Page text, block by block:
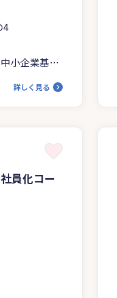
4
小企業基盤
詳しく見る
員化コー